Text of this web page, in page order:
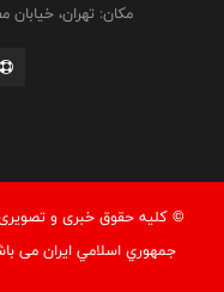
مکان: تهران،
© کليه حقوق خبری و
جمهوري اسلامي ايران می